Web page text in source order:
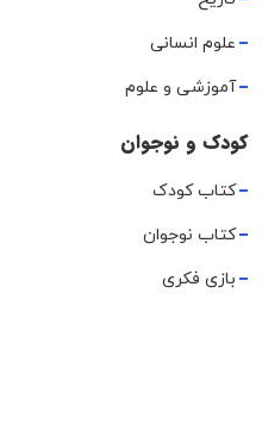
علوم انسانی
آموزشی و علوم
کودک و نوجوان
کتاب کودک
کتاب نوجوان
بازی فکری